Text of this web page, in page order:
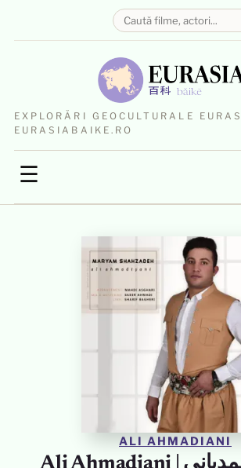
EXPLORĂRI GEOCULTURALE
EURASIABAIKE.RO
☰
ALI AHMADIANI